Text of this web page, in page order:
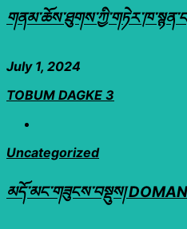
July 1, 2024
TOBUM DAGKE 3
Uncategorized
མདོ་མང་གཟུངས་བསྡུས།